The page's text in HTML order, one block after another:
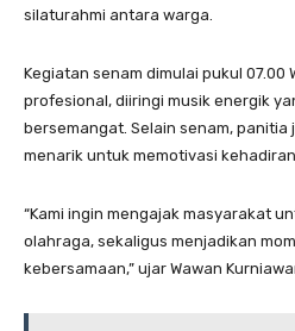
silaturahmi antara warga.
Kegiatan senam dimulai pukul 07.00
profesional, diiringi musik energik
bersemangat. Selain senam,
menarik untuk memotivasi
“Kami ingin mengajak masyarakat
olahraga, sekaligus menjadikan
kebersamaan,” ujar Wawan